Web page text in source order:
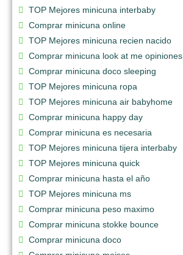
TOP Mejores minicuna interbaby
Comprar minicuna online
TOP Mejores minicuna recien nacido
Comprar minicuna look at me opiniones
Comprar minicuna doco sleeping
TOP Mejores minicuna ropa
TOP Mejores minicuna air babyhome
Comprar minicuna happy day
Comprar minicuna es necesaria
TOP Mejores minicuna tijera interbaby
TOP Mejores minicuna quick
Comprar minicuna hasta el año
TOP Mejores minicuna ms
Comprar minicuna peso maximo
Comprar minicuna stokke bounce
Comprar minicuna doco